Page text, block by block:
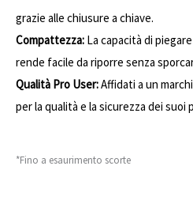
grazie alle chiusure a chiave.
Compattezza: La capacità di
rende facile da riporre senza
Qualità Pro User:Affidati a un
per la qualità e la sicurezza dei suoi
*Fino a esaurimento scorte